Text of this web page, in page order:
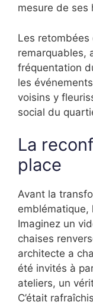
mesure de ses
Les
remarquables,
fréquentation
les
voisins y
social du
La
place
Avant la
emblématique,
Imaginez un
chaises
architecte a
été invités à
ateliers, un
C’était